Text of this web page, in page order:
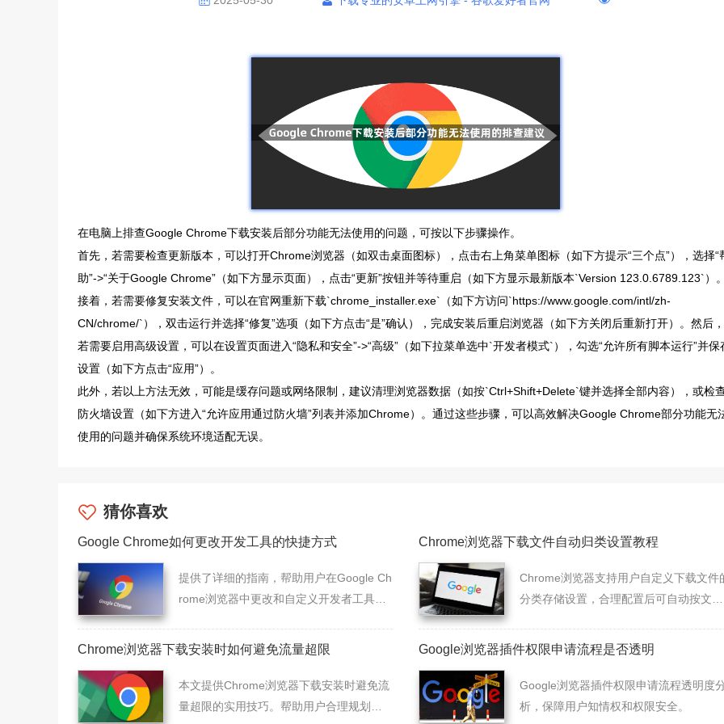
在电脑上排查Google Chrome下载安装后部分功能无法使用的问题，可按以下步骤操作。
首先，若需要检查更新版本，可以打开Chrome浏览器（如双击桌面图标），点击右上角菜单图标（如下方提示“三个点”），选择“
助”->“关于Google Chrome”（如下方显示页面），点击“更新”按钮并等待重启（如下方显示最新版本`Version 123.0.6789.123`）。
接着，若需要修复安装文件，可以在官网重新下载`chrome_installer.exe`（如下方访问`https://www.google.com/intl/zh-
CN/chrome/`），双击运行并选择“修复”选项（如下方点击“是”确认），完成安装后重启浏览器（如下方关闭后重新打开）。然后，
若需要启用高级设置，可以在设置页面进入“隐私和安全”->“高级”（如下拉菜单选中`开发者模式`），勾选“允许所有脚本运行”并保
设置（如下方点击“应用”）。
此外，若以上方法无效，可能是缓存问题或网络限制，建议清理浏览器数据（如按`Ctrl+Shift+Delete`键并选择全部内容），或检
防火墙设置（如下方进入“允许应用通过防火墙”列表并添加Chrome）。通过这些步骤，可以高效解决Google Chrome部分功能无
使用的问题并确保系统环境适配无误。
猜你喜欢
Google Chrome如何更改开发工具的快捷方式
提供了详细的指南，帮助用户在Google Ch
rome浏览器中更改和自定义开发者工具的
Chrome浏览器下载文件自动归类设置教程
Chrome浏览器支持用户自定义下载文件
分类存储设置，合理配置后可自动按文件
Chrome浏览器下载安装时如何避免流量超限
本文提供Chrome浏览器下载安装时避免流
量超限的实用技巧。帮助用户合理规划网
Google浏览器插件权限申请流程是否透明
Google浏览器插件权限申请流程透明度
析，保障用户知情权和权限安全。